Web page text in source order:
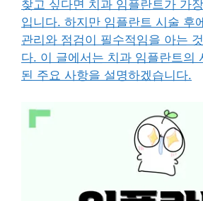
찾고 싶다면 치과 임플란트가 가
입니다. 하지만 임플란트 시술 후
관리와 점검이 필수적임을 아는
다. 이 글에서는 치과 임플란트의
된 주요 사항을 설명하겠습니다.